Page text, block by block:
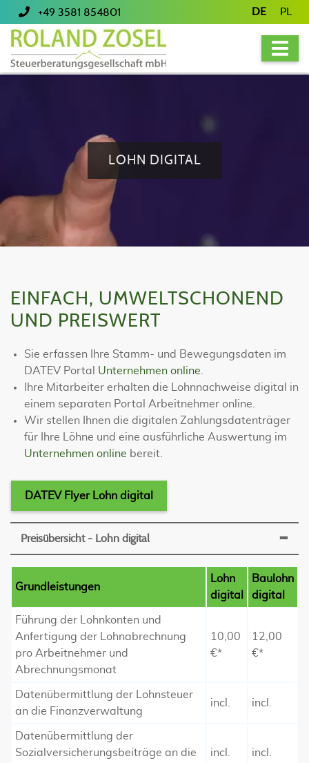
+49 3581 854801 DE PL
LOHN DIGITAL
EINFACH, UMWELTSCHONEND
UND PREISWERT
Sie erfassen Ihre Stamm- und Bewegungsdaten im
DATEV Portal Unternehmen online
Ihre Mitarbeiter erhalten die Lohnnachweise digital in
einem separaten Portal Arbeitnehmer online.
Wir stellen Ihnen die digitalen Zahlungsdatenträger
für Ihre Löhne und eine ausführliche Auswertung im
Unternehmen online bereit.
DATEV Flyer Lohn digital
Preisübersicht - Lohn digital
Grundleistungen
Lohn
digital
Baulohn
digital
Führung der Lohnkonten und
Anfertigung der Lohnabrechnung
pro Arbeitnehmer und
Abrechnungsmonat
10,00
€*
12,00
€*
Datenübermittlung der Lohnsteuer
an die Finanzverwaltung
incl. incl.
Datenübermittlung der
Sozialversicherungsbeiträge an die
incl. incl.